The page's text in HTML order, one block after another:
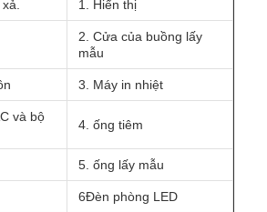
1. Hiển thị
2. Cửa của buồng lấy
mẫu
3. Máy in nhiệt
và bộ
4. ống tiêm
5. ống lấy mẫu
6Đèn phòng LED